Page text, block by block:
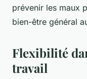
prévenir les maux
bien-être général
Flexibilité
travail